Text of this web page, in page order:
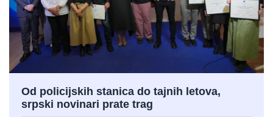
Od policijskih stanica do tajnih letova,
srpski novinari prate trag